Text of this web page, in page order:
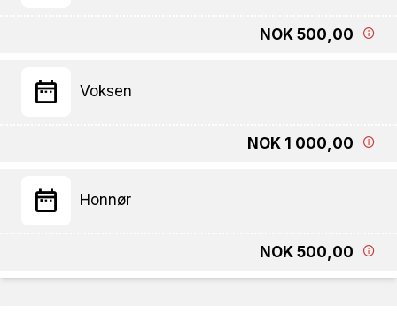
NOK 500,00
Voksen
NOK 1 000,00
Honnør
NOK 500,00